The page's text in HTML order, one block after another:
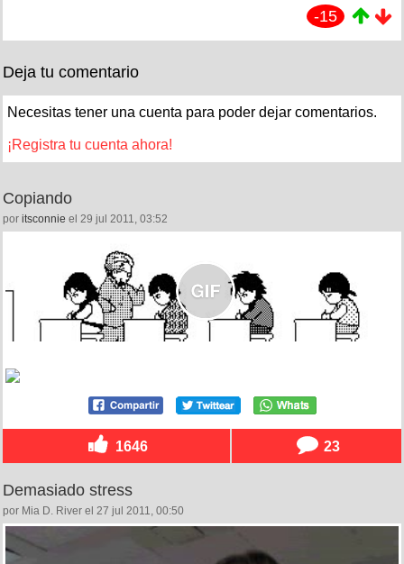
-15
Deja tu comentario
Necesitas tener una cuenta para poder dejar comentarios.
¡Registra tu cuenta ahora!
Copiando
por itsconnie el 29 jul 2011, 03:52
1646 23
Demasiado stress
por Mia D. River el 27 jul 2011, 00:50